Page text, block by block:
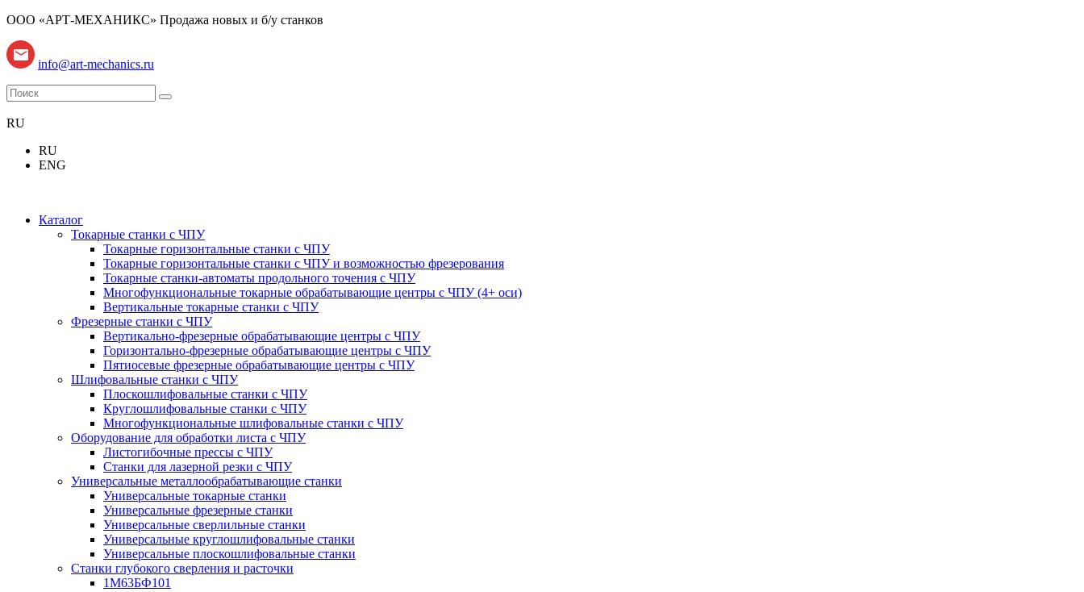
ООО «АРТ-МЕХАНИКС» Продажа новых и б/у станков
info@art-mechanics.ru
RU
RU
ENG
Каталог
Токарные станки с ЧПУ
Токарные горизонтальные станки с ЧПУ
Токарные горизонтальные станки с ЧПУ и возможностью фрезерования
Токарные станки-автоматы продольного точения с ЧПУ
Многофункциональные токарные обрабатывающие центры с ЧПУ (4+ оси)
Вертикальные токарные станки с ЧПУ
Фрезерные станки с ЧПУ
Вертикально-фрезерные обрабатывающие центры с ЧПУ
Горизонтально-фрезерные обрабатывающие центры с ЧПУ
Пятиосевые фрезерные обрабатывающие центры с ЧПУ
Шлифовальные станки с ЧПУ
Плоскошлифовальные станки с ЧПУ
Круглошлифовальные станки с ЧПУ
Многофункциональные шлифовальные станки с ЧПУ
Оборудование для обработки листа с ЧПУ
Листогибочные прессы с ЧПУ
Станки для лазерной резки с ЧПУ
Универсальные металлообрабатывающие станки
Универсальные токарные станки
Универсальные фрезерные станки
Универсальные сверлильные станки
Универсальные круглошлифовальные станки
Универсальные плоскошлифовальные станки
Станки глубокого сверления и расточки
1М63БФ101